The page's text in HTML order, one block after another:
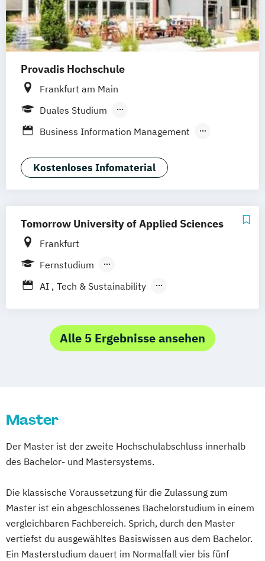
Growth Hacking for Entrepreneurs (DE/EN)
IT-Betriebswirt/in IT-Management
Information Technology Management
(DE/EN)
Softwareentwicklung (DE/EN)
Wirtschaftsinformatik (DE/EN)
Provadis Hochschule
Frankfurt am Main
Duales Studium
Berufsbegleitendes Präsenzstudium
Business Information Management
Technologie und Management
Kostenloses Infomaterial
Tomorrow University of Applied Sciences
Frankfurt
Fernstudium
Berufsbegleitendes Präsenzstudium
AI
Tech & Sustainability
Artificial Intelligence & Sustainable
Technologies
Mitigation
Data Science for Sustainable Development
Digital Transformation for Sustainable
Impact
Emerging Technologies for Sustainability
Sustainability Innovation & Technology
Alle 5 Ergebnisse ansehen
Master
Der Master ist der zweite Hochschulabschluss innerhalb
des Bachelor- und Mastersystems.
Die klassische Voraussetzung für die Zulassung zum
Master ist ein abgeschlossenes Bachelorstudium in einem
vergleichbaren Fachbereich. Sprich, durch den Master
vertiefst du ausgewähltes Basiswissen aus dem Bachelor.
Ein Masterstudium dauert im Normalfall vier bis fünf